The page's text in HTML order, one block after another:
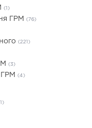
(1)
ГРМ (76)
(221)
(3)
ГРМ (4)